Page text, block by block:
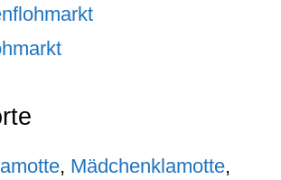
, Mädchenklamotte,